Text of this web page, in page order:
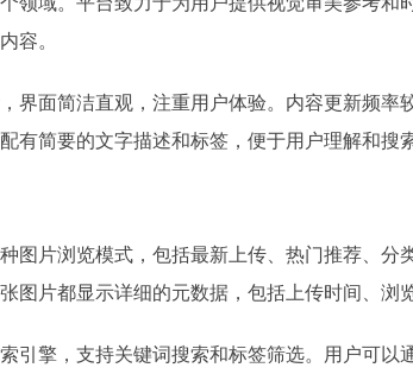
容。
界面简洁直观，注重用户体验。内容更新频
有简要的文字描述和标签，便于用户理解和搜索
图片浏览模式，包括最新上传、热门推荐、
图片都显示详细的元数据，包括上传时间、浏
引擎，支持关键词搜索和标签筛选。用户可